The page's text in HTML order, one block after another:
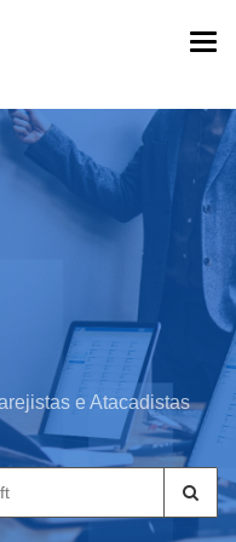
e Atacadistas